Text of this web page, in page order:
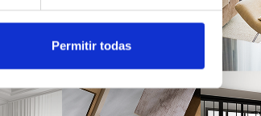
Permitir todas